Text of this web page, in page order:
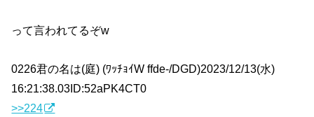
って言われてるぞw
0226君の名は(庭) (ﾜｯﾁｮｲW ffde-/DGD)2023/12/13(水)
16:21:38.03ID:52aPK4CT0
>>224